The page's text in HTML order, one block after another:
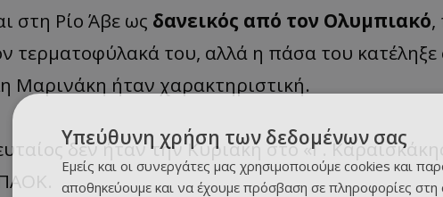
στη Ρίο Άβε ως δανεικός από τον Ολυμπιακό,
τερματοφύλακά του, αλλά η πάσα του κατέληξε
Μαρινάκη ήταν χαρακτηριστική.
δεν ήταν την Κυριακή στο «Γ.
Υπεύθυνη χρήση των δεδομένων σας
Εμείς και οι συνεργάτες μας χρησιμοποιούμε cookies και
αποθηκεύουμε και να έχουμε πρόσβαση σε πληροφορίες στη